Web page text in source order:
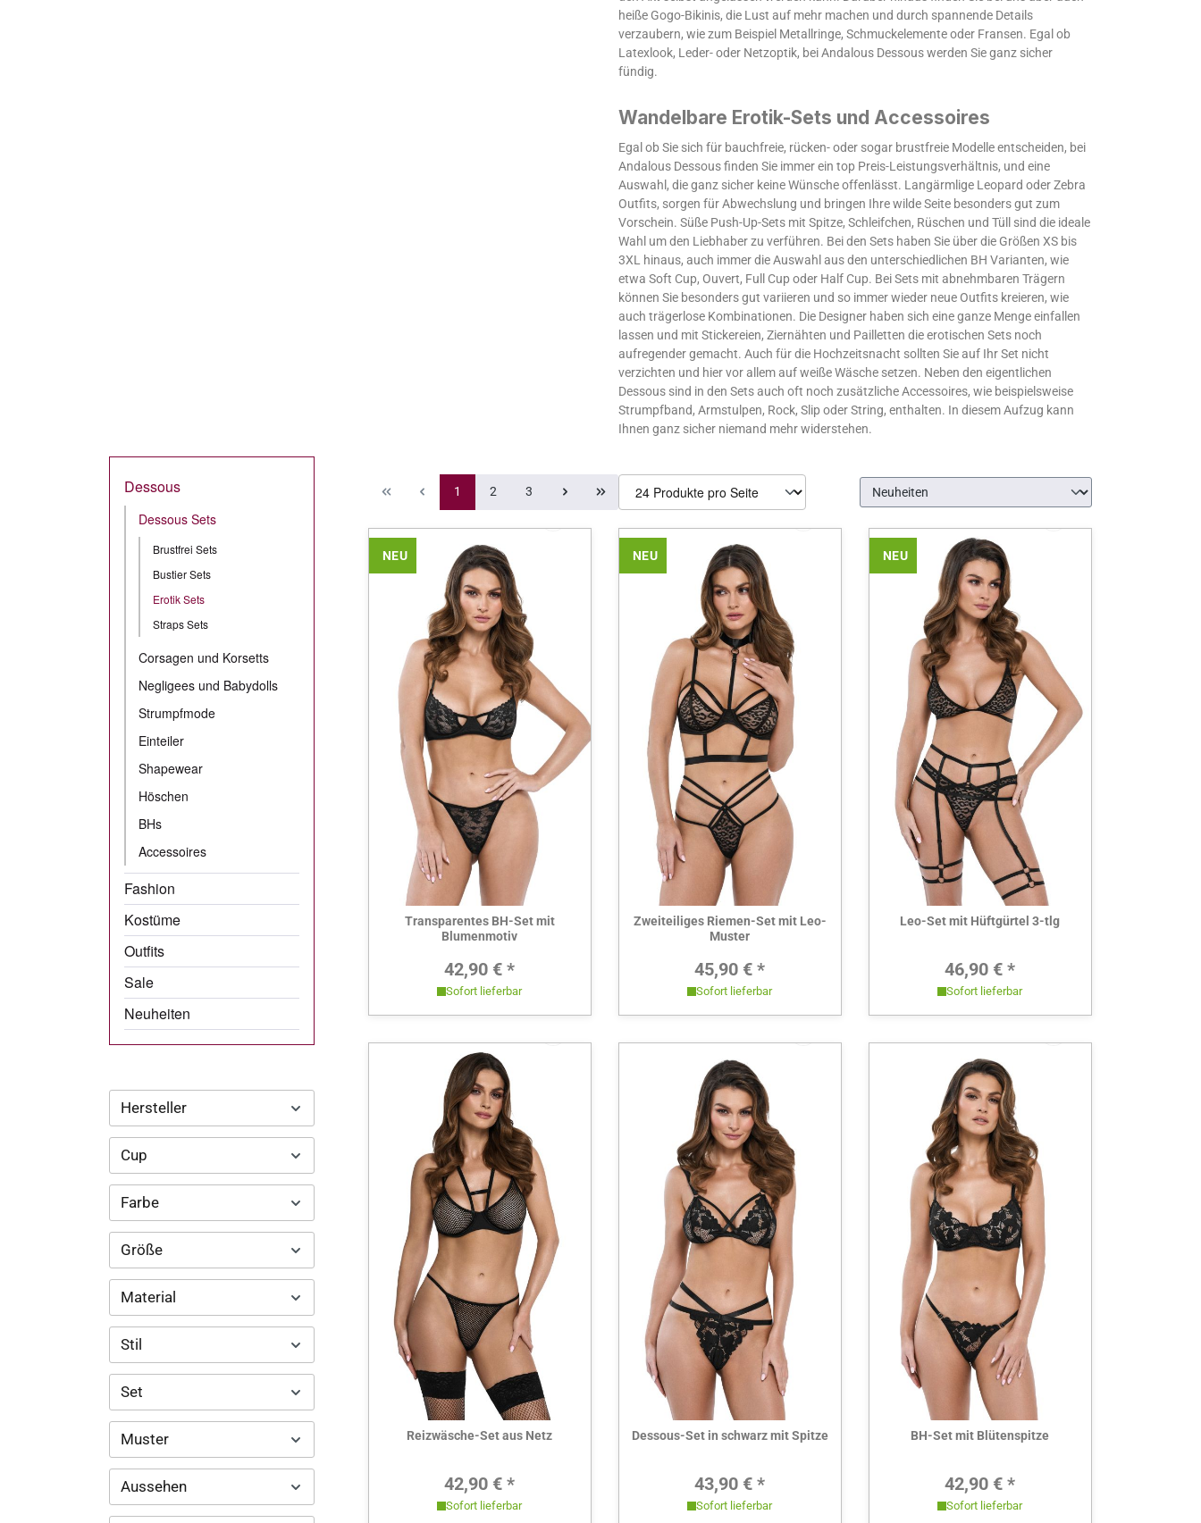
heiße Gogo-Bikinis, die Lust auf mehr machen und durch spannende Details
verzaubern, wie zum Beispiel Metallringe, Schmuckelemente oder Fransen. Egal ob
Latexlook, Leder- oder Netzoptik, bei Andalous Dessous werden Sie ganz sicher
fündig.
Wandelbare Erotik-Sets und Accessoires
Egal ob Sie sich für bauchfreie, rücken- oder sogar brustfreie Modelle entscheiden, bei
Andalous Dessous finden Sie immer ein top Preis-Leistungsverhältnis, und eine
Auswahl, die ganz sicher keine Wünsche offenlässt. Langärmlige Leopard oder Zebra
Outfits, sorgen für Abwechslung und bringen Ihre wilde Seite besonders gut zum
Vorschein. Süße Push-Up-Sets mit Spitze, Schleifchen, Rüschen und Tüll sind die ideale
Wahl um den Liebhaber zu verführen. Bei den Sets haben Sie über die Größen XS bis
3XL hinaus, auch immer die Auswahl aus den unterschiedlichen BH Varianten, wie
etwa Soft Cup, Ouvert, Full Cup oder Half Cup. Bei Sets mit abnehmbaren Trägern
können Sie besonders gut variieren und so immer wieder neue Outfits kreieren, wie
auch trägerlose Kombinationen. Die Designer haben sich eine ganze Menge einfallen
lassen und mit Stickereien, Ziernähten und Pailletten die erotischen Sets noch
aufregender gemacht. Auch für die Hochzeitsnacht sollten Sie auf Ihr Set nicht
verzichten und hier vor allem auf weiße Wäsche setzen. Neben den eigentlichen
Dessous sind in den Sets auch oft noch zusätzliche Accessoires, wie beispielsweise
Strumpfband, Armstulpen, Rock, Slip oder String, enthalten. In diesem Aufzug kann
Ihnen ganz sicher niemand mehr widerstehen.
Dessous
Dessous Sets
Brustfrei Sets
Bustier Sets
Erotik Sets
Straps Sets
Corsagen und Korsetts
Negligees und Babydolls
Strumpfmode
Einteiler
Shapewear
Höschen
BHs
Accessoires
Fashion
Kostüme
Outfits
Sale
Neuheiten
Hersteller
Cup
Farbe
Größe
Material
Stil
Set
Muster
Aussehen
Seite
1 Seite
2 Seite
3
Produkte pro Seite
NEU
Hier ansehen
Transparentes BH-Set mit
Blumenmotiv
Regulärer Preis:
42,90 € *
Sofort lieferbar
NEU
Hier ansehen
Zweiteiliges Riemen-Set mit Leo-
Muster
Regulärer Preis:
45,90 € *
Sofort lieferbar
NEU
Hier ansehen
Leo-Set mit Hüftgürtel 3-tlg
Regulärer Preis:
46,90 € *
Sofort lieferbar
Hier ansehen
Reizwäsche-Set aus Netz
Regulärer Preis:
42,90 € *
Sofort lieferbar
Hier ansehen
Dessous-Set in schwarz mit Spitze
Regulärer Preis:
43,90 € *
Sofort lieferbar
Hier ansehen
BH-Set mit Blütenspitze
Regulärer Preis:
42,90 € *
Sofort lieferbar